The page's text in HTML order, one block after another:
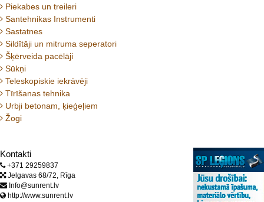
Piekabes un treileri
Santehnikas Instrumenti
Sastatnes
Sildītāji un mitruma seperatori
Šķērveida pacēlāji
Sūkņi
Teleskopiskie iekrāvēji
Tīrīšanas tehnika
Urbji betonam, ķieģeļiem
Žogi
Kontakti
+371 29259837
Jelgavas 68/72, Rīga
Info@sunrent.lv
http://www.sunrent.lv